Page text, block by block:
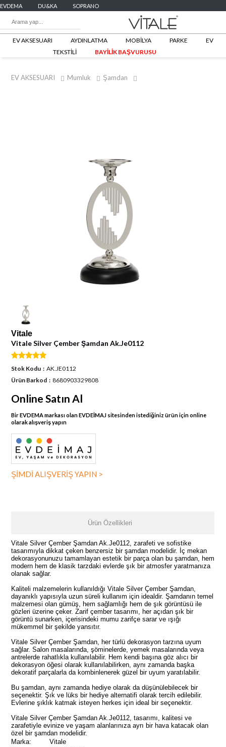
EVDEMA DU&KA SOPRANO
EV AKSESUARI AYDINLATMA MOBİLYA PARKE
EV
TEKSTİLİ
BAYİLİK BAŞVURUSU
EV AKSESUARI Mumluk Şamdan
Vitale
Vitale Silver Çember Şamdan Ak.Je0112
Stok Kodu
AK.JE0112
Ürün Barkod
8680903329808
Online Satın Al
Bir EVDEMA markası olan EVDEİMAJ sitesinden istediğiniz ürün için online
olarak alışveriş yapın
ŞİMDİ ALIŞVERİŞ YAPIN >
Ürün Özellikleri
Vitale Silver Çember Şamdan Ak.Je0112, zarafeti ve sofistike
tasarımıyla dikkat çeken benzersiz bir şamdan modelidir. İç mekan
dekorasyonunuzu tamamlayan estetik bir parça olan bu şamdan, hem
modern hem de klasik tarzdaki evlerde şık bir atmosfer yaratmanıza
olanak sağlar.
Kaliteli malzemelerin kullanıldığı Vitale Silver Çember Şamdan,
dayanıklı yapısıyla uzun süreli kullanım için idealdir. Şamdanın temel
malzemesi olan gümüş, hem sağlamlığı hem de şık görüntüsü ile
gözleri üzerine çeker. Zarif çember tasarımı, her açıdan şık bir
görüntü sunarken, içerisindeki mumu zarifçe sarar ve ışığı
mükemmel bir şekilde yansıtır.
Vitale Silver Çember Şamdan, her türlü dekorasyon tarzına uyum
sağlar. Salon masalarında, şöminelerde, yemek masalarında veya
antrelerde rahatlıkla kullanılabilir. Hem kendi başına göz alıcı bir
dekorasyon öğesi olarak kullanılabilirken, aynı zamanda başka
dekoratif parçalarla da kombinlenerek güzel bir uyum yaratılabilir.
Bu şamdan, aynı zamanda hediye olarak da düşünülebilecek bir
seçenektir. Şık ve lüks bir hediye alternatifi olarak tercih edilebilir.
Evlerine şıklık katmak isteyen herkes için ideal bir seçenektir.
Vitale Silver Çember Şamdan Ak.Je0112, tasarımı, kalitesi ve
zarafetiyle evinize ve yaşam alanlarınıza ayrı bir hava katacak olan
özel bir şamdan modelidir.
Marka:
Vitale